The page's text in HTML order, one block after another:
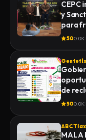
CEPC
y
para
500.0K
Gentetlx
de
500.0K
ABC
MALA